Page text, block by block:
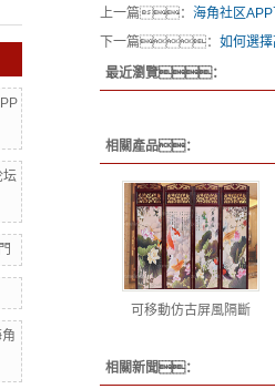
坛
上一篇： 海角社区
下一篇： 如何選
最近瀏覽：
相關產品：
可移動仿古屏風隔斷
相關新聞：